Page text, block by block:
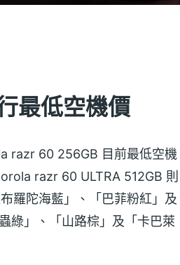
最低空機價
razr 60 256GB 目前最低空機
razr 60 ULTRA 512GB 則
羅陀海藍」、「巴菲粉紅」及
綠」、「山路棕」及「卡巴萊